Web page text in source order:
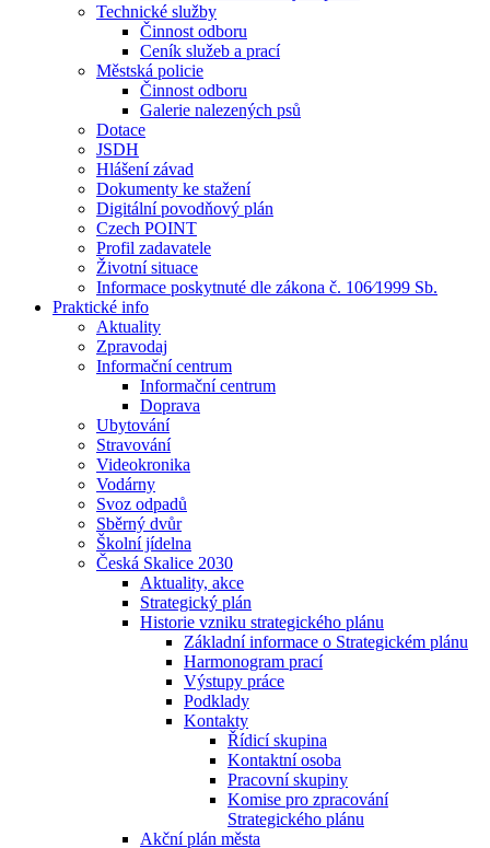
Technické služby
Činnost odboru
Ceník služeb a prací
Městská policie
Činnost odboru
Galerie nalezených psů
Dotace
JSDH
Hlášení závad
Dokumenty ke stažení
Digitální povodňový plán
Czech POINT
Profil zadavatele
Životní situace
Informace poskytnuté dle zákona č. 106⁄1999 Sb.
Praktické info
Aktuality
Zpravodaj
Informační centrum
Informační centrum
Doprava
Ubytování
Stravování
Videokronika
Vodárny
Svoz odpadů
Sběrný dvůr
Školní jídelna
Česká Skalice 2030
Aktuality, akce
Strategický plán
Historie vzniku strategického plánu
Základní informace o Strategickém plánu
Harmonogram prací
Výstupy práce
Podklady
Kontakty
Řídicí skupina
Kontaktní osoba
Pracovní skupiny
Komise pro zpracování
Strategického plánu
Akční plán města